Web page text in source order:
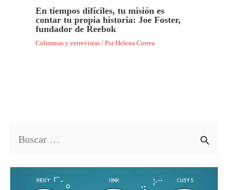
En tiempos difíciles, tu misión es
contar tu propia historia: Joe Foster,
fundador de Reebok
Columnas y entrevistas / PorHelena Correa